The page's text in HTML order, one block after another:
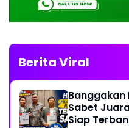
Berita Viral
Banggakan
Sabet
Siap